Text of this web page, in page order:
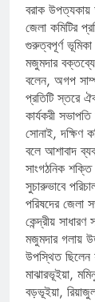
বরাক
জেলা কমিটির
গুরুত্বপূর্ণ
মজুমদার
বলেন, অগপ
প্রতিটি স্তরে
কার্যকরী
সোনাই, দক্ষিণ
বলে আশাবাদ
সাংগঠনিক
সুচারুভাবে
পরিষদের জেলা
কেন্দ্রীয়
মজুমদার গলায়
উপস্থিত ছিলেন
মাঝারভূইয়া,
বড়ভূইয়া,